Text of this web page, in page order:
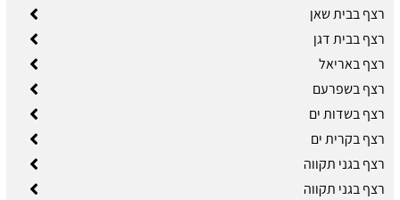
רצף בבית שאן
רצף בבית דגן
רצף באריאל
רצף בשפרעם
רצף בשדות ים
רצף בקרית ים
רצף בגני תקווה
רצף בגני תקווה